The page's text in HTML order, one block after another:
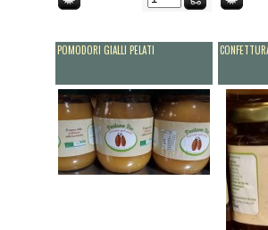
POMODORI GIALLI PELATI